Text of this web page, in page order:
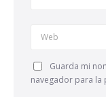
Web
Guarda mi
navegador para la